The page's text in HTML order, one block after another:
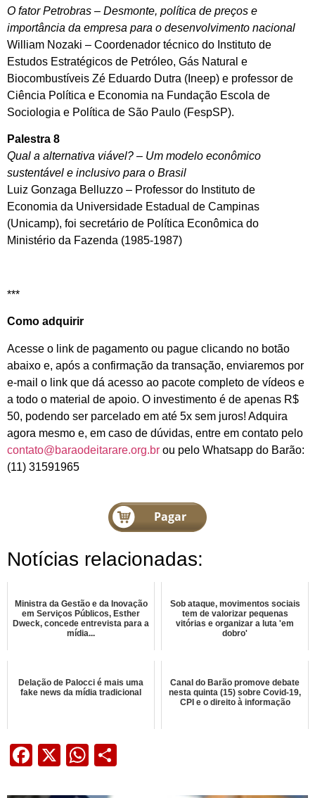
O fator Petrobras – Desmonte, política de preços e
importância da empresa para o desenvolvimento nacional
William Nozaki – Coordenador técnico do Instituto de
Estudos Estratégicos de Petróleo, Gás Natural e
Biocombustíveis Zé Eduardo Dutra (Ineep) e professor de
Ciência Política e Economia na Fundação Escola de
Sociologia e Política de São Paulo (FespSP).
Palestra 8
Qual a alternativa viável? – Um modelo econômico
sustentável e inclusivo para o Brasil
Luiz Gonzaga Belluzzo – Professor do Instituto de
Economia da Universidade Estadual de Campinas
(Unicamp), foi secretário de Política Econômica do
Ministério da Fazenda (1985-1987)
***
Como adquirir
Acesse o link de pagamento ou pague clicando no botão
abaixo e, após a confirmação da transação, enviaremos por
e-mail o link que dá acesso ao pacote completo de vídeos e
a todo o material de apoio. O investimento é de apenas R$
50, podendo ser parcelado em até 5x sem juros! Adquira
agora mesmo e, em caso de dúvidas, entre em contato pelo
contato@baraodeitarare.org.br ou pelo Whatsapp do Barão:
(11) 31591965
Notícias relacionadas:
Ministra da Gestão e da Inovação
em Serviços Públicos, Esther
Dweck, concede entrevista para a
mídia...
Sob ataque, movimentos sociais
tem de valorizar pequenas
vitórias e organizar a luta 'em
dobro'
Delação de Palocci é mais uma
fake news da mídia tradicional
Canal do Barão promove debate
nesta quinta (15) sobre Covid-19,
CPI e o direito à informação
Facebook
X WhatsApp